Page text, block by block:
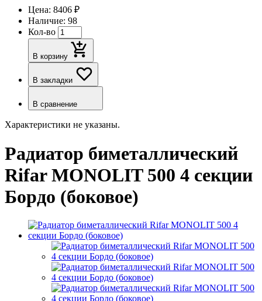
Цена: 8406 ₽
Наличие: 98
Кол-во
В корзину
В закладки
В сравнение
Характеристики не указаны.
Радиатор биметаллический
Rifar MONOLIT 500 4 секции
Бордо (боковое)